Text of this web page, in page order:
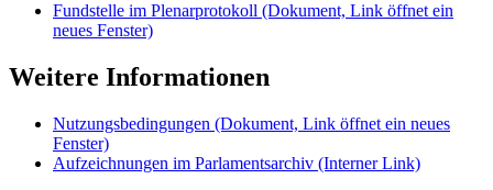
Fundstelle im Plenarprotokoll (Dokument, Link öffnet ein
neues Fenster)
Weitere Informationen
Nutzungsbedingungen (Dokument, Link öffnet ein neues
Fenster)
Aufzeichnungen im Parlamentsarchiv (Interner Link)